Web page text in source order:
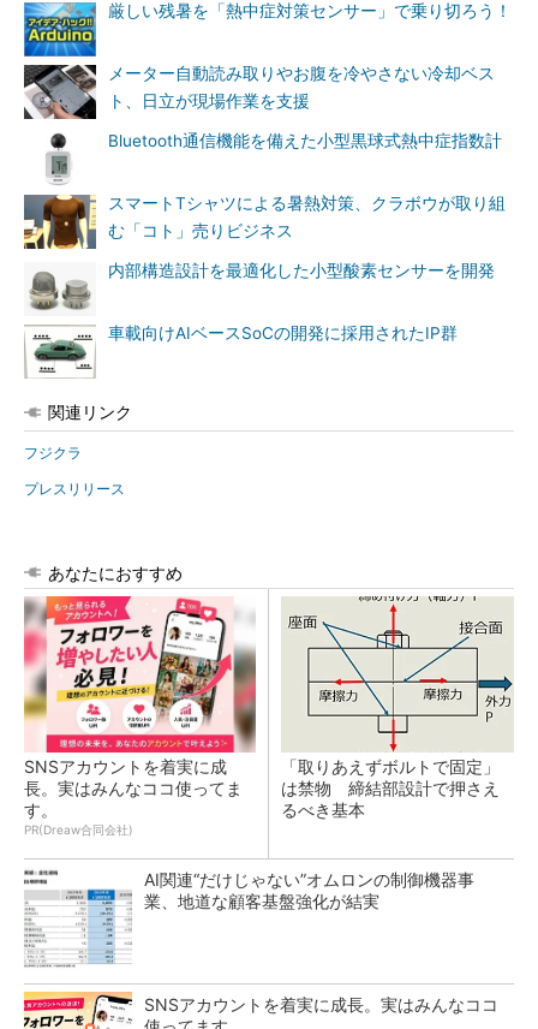
厳しい残暑を「熱中症対策センサー」で乗り切ろう！
メーター自動読み取りやお腹を冷やさない冷却ベス
ト、日立が現場作業を支援
Bluetooth通信機能を備えた小型黒球式熱中症指数計
スマートTシャツによる暑熱対策、クラボウが取り組
む「コト」売りビジネス
内部構造設計を最適化した小型酸素センサーを開発
車載向けAIベースSoCの開発に採用されたIP群
関連リンク
フジクラ
プレスリリース
あなたにおすすめ
SNSアカウントを着実に成
長。実はみんなココ使ってま
す。
PR(Dreaw合同会社)
「取りあえずボルトで固定」
は禁物 締結部設計で押さえ
るべき基本
AI関連“だけじゃない”オムロンの制御機器事
業、地道な顧客基盤強化が結実
SNSアカウントを着実に成長。実はみんなココ